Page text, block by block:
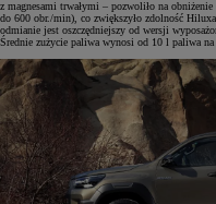
z magnesami trwałymi – pozwoliło na
do 600 obr./min), co zwiększyło zdolność
odmianie jest oszczędniejszy od wersji
Średnie zużycie paliwa wynosi od 10 l paliwa